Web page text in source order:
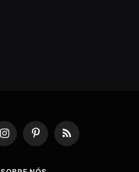
InstagramPinterestRSS